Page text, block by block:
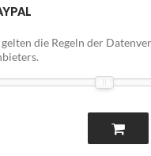
gelten die Regeln der